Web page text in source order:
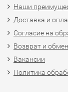
Наши
Доставка и
Согласие на
Возврат и обмен
Вакансии
Политика